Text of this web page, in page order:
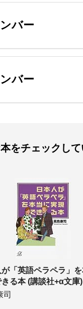
バー
バー
をチェックし
が「英語ペラペラ」
る本 (講談社+α文庫)
司